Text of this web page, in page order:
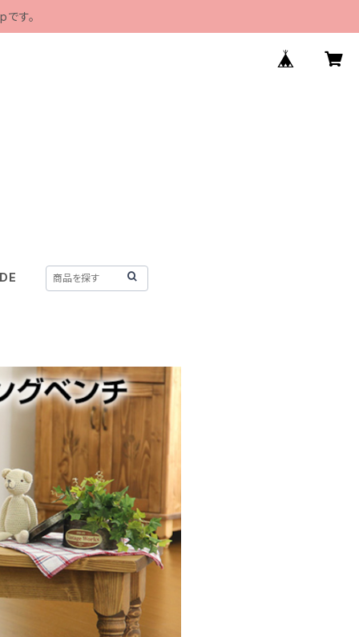
す。